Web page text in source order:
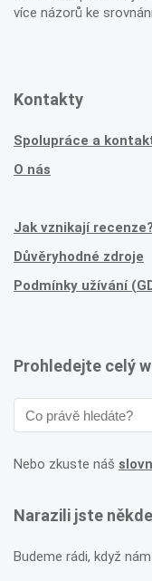
více názorů ke
Kontakty
Spolupráce a
O nás
Jak vznikají recenze?
Důvěryhodné zdroje
Podmínky užívání
Prohledejte celý
Nebo zkuste náš
Narazili jste
Budeme rádi, když